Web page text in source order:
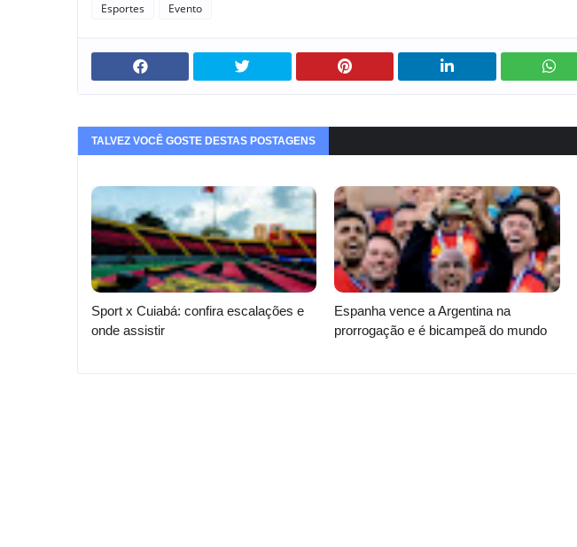
Esportes Evento
TALVEZ VOCÊ GOSTE DESTAS POSTAGENS
Sport x Cuiabá: confira escalações e
onde assistir
Espanha vence a Argentina na
prorrogação e é bicampeã do mundo